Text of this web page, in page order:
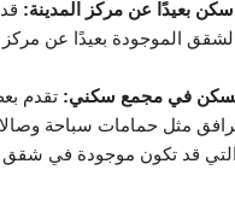
بعيدًا عن مركز المدينة:
الموجودة بعيدًا عن مركز
في مجمع سكني: تقدم
مثل حمامات سباحة
قد تكون موجودة في شقق